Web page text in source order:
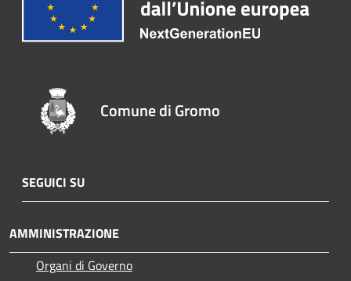
Comune di Gromo
SEGUICI SU
AMMINISTRAZIONE
Organi di Governo